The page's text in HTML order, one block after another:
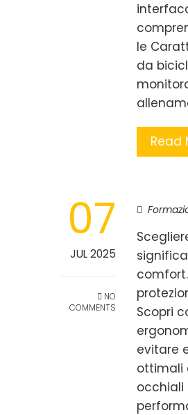
le
da
Read
07
JUL 2025
NO
COMMENTS
Scopri
evitare
ottimali
occhiali